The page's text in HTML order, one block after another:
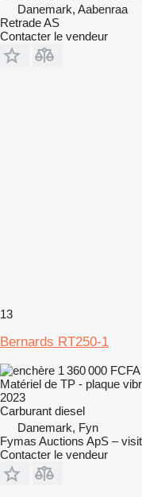
Danemark, Aabenraa
Retrade AS
Contacter le vendeur
13
Bernards RT250-1
1 360 000 FCFA
Matériel de TP - plaque
2023
Carburant diesel
Danemark, Fyn
Fymas Auctions ApS –
Contacter le vendeur